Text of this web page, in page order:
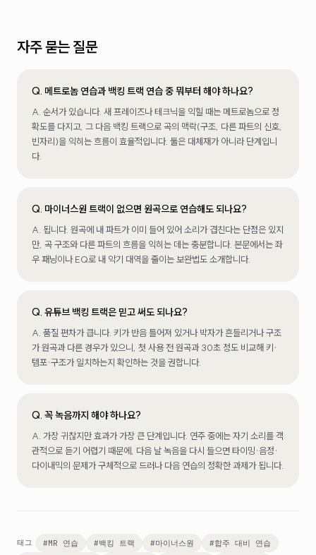
자주 묻는 질문
Q. 메트로놈 연습과 백킹 트랙 연습 중 뭐부터 해야 하나요?
A. 순서가 있습니다. 새 프레이즈나 테크닉을 익힐 때는 메트로놈으로 정
확도를 다지고, 그 다음 백킹 트랙으로 곡의 맥락(구조, 다른 파트의 신호,
빈자리)을 익히는 흐름이 효율적입니다. 둘은 대체재가 아니라 단계입니
다.
Q. 마이너스원 트랙이 없으면 원곡으로 연습해도 되나요?
A. 됩니다. 원곡에 내 파트가 이미 들어 있어 소리가 겹친다는 단점은 있지
만, 곡 구조와 다른 파트의 흐름을 익히는 데는 충분합니다. 본문에서는 좌
우 패닝이나 EQ로 내 악기 대역을 줄이는 보완법도 소개합니다.
Q. 유튜브 백킹 트랙은 믿고 써도 되나요?
A. 품질 편차가 큽니다. 키가 반음 틀어져 있거나 박자가 흔들리거나 구조
가 원곡과 다른 경우가 있으니, 첫 사용 전 원곡과 30초 정도 비교해 키·
템포·구조가 일치하는지 확인하는 것을 권합니다.
Q. 꼭 녹음까지 해야 하나요?
A. 가장 귀찮지만 효과가 가장 큰 단계입니다. 연주 중에는 자기 소리를 객
관적으로 듣기 어렵기 때문에, 다음 날 녹음을 다시 들으면 타이밍·음정·
다이내믹의 문제가 구체적으로 드러나 다음 연습의 정확한 과제가 됩니다.
태그 #MR 연습 #백킹 트랙 #마이너스원 #합주 대비 연습